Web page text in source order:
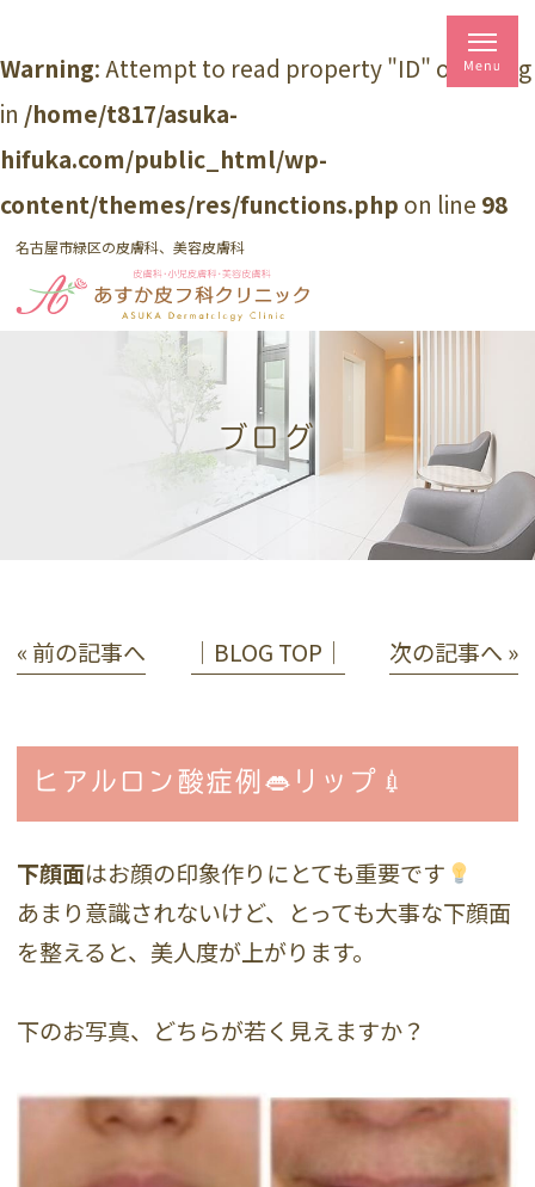
Warning: Attempt to read property "ID" on string
in /home/t817/asuka-
hifuka.com/public_html/wp-
content/themes/res/functions.php on line 98
名古屋市緑区の皮膚科、美容皮膚科
ブログ
« 前の記事へ │BLOG TOP│ 次の記事へ »
ヒアルロン酸症例👄リップ💉
下顔面はお顔の印象作りにとても重要です
あまり意識されないけど、とっても大事な下顔面
を整えると、美人度が上がります。
下のお写真、どちらが若く見えますか？